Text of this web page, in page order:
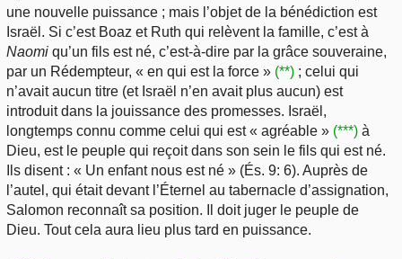
Sujets de A à Z
une nouvelle puissance ; mais l’objet de la bénédiction est
Israël. Si c’est Boaz et Ruth qui relèvent la famille, c’est à
Naomi qu’un fils est né, c’est-à-dire par la grâce souveraine,
par un Rédempteur, « en qui est la force » (**) ; celui qui
n’avait aucun titre (et Israël n’en avait plus aucun) est
introduit dans la jouissance des promesses. Israël,
longtemps connu comme celui qui est « agréable » (***) à
Dieu, est le peuple qui reçoit dans son sein le fils qui est né.
Ils disent : « Un enfant nous est né » (És. 9: 6). Auprès de
l’autel, qui était devant l’Éternel au tabernacle d’assignation,
Salomon reconnaît sa position. Il doit juger le peuple de
Dieu. Tout cela aura lieu plus tard en puissance.